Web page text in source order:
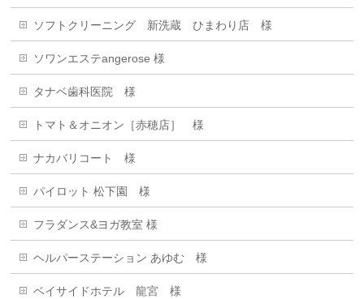
ソフトクリーニング 新洗蔵 ひまわり店 様
ソワンエステangerose 様
タナベ歯科医院 様
トマト＆オニオン［赤穂店］ 様
ナカバリコート 様
パイロット 松下園 様
フラダンス&ヨガ教室 様
ヘルパーステーション あゆむ 様
ベイサイドホテル 龍宮 様